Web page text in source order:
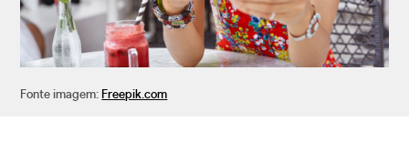
Fonte imagem: Freepik.com